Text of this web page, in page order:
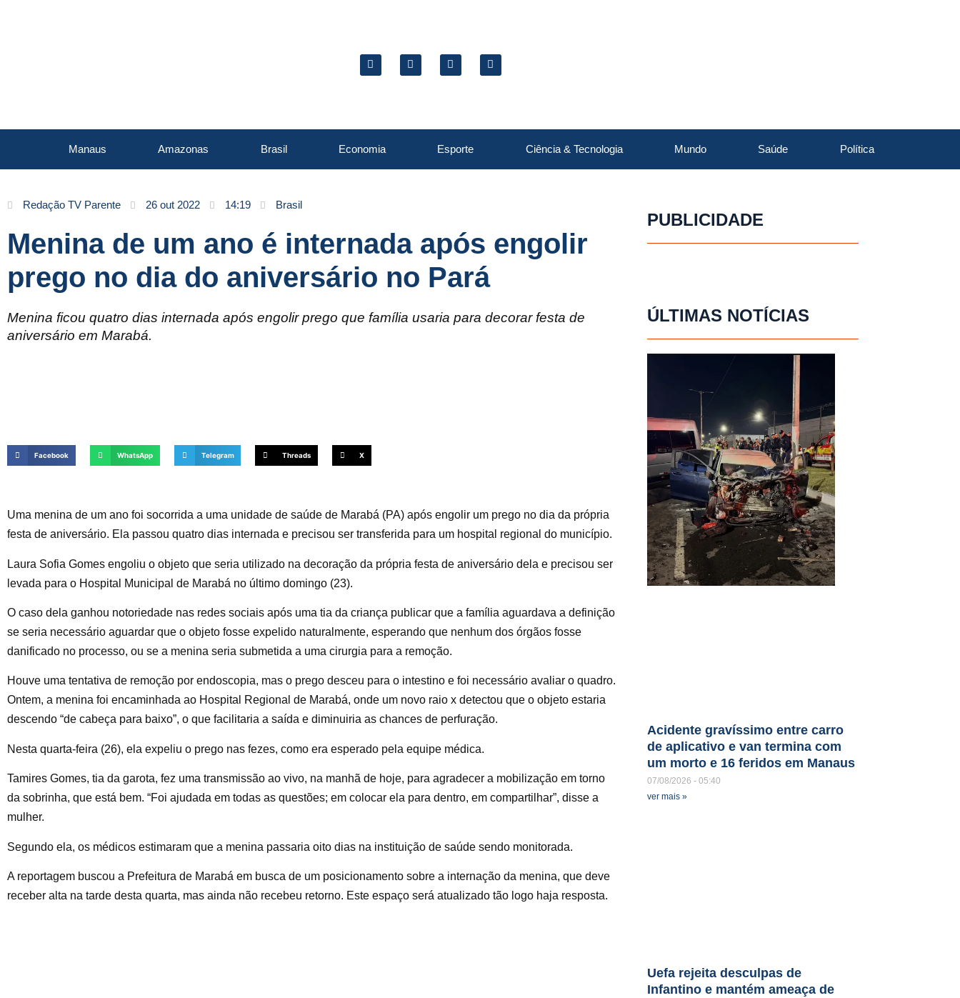
Manaus Amazonas Brasil Economia Esporte Ciência & Tecnologia Mundo Saúde Política
Redação TV Parente 26 out 2022 14:19 Brasil
Menina de um ano é internada após engolir
prego no dia do aniversário no Pará
Menina ficou quatro dias internada após engolir prego que família usaria para decorar festa de
aniversário em Marabá.
Facebook WhatsApp Telegram Threads X
Uma menina de um ano foi socorrida a uma unidade de saúde de Marabá (PA) após engolir um prego no dia da própria
festa de aniversário. Ela passou quatro dias internada e precisou ser transferida para um hospital regional do município.
Laura Sofia Gomes engoliu o objeto que seria utilizado na decoração da própria festa de aniversário dela e precisou ser
levada para o Hospital Municipal de Marabá no último domingo (23).
O caso dela ganhou notoriedade nas redes sociais após uma tia da criança publicar que a família aguardava a definição
se seria necessário aguardar que o objeto fosse expelido naturalmente, esperando que nenhum dos órgãos fosse
danificado no processo, ou se a menina seria submetida a uma cirurgia para a remoção.
Houve uma tentativa de remoção por endoscopia, mas o prego desceu para o intestino e foi necessário avaliar o quadro.
Ontem, a menina foi encaminhada ao Hospital Regional de Marabá, onde um novo raio x detectou que o objeto estaria
descendo “de cabeça para baixo”, o que facilitaria a saída e diminuiria as chances de perfuração.
Nesta quarta-feira (26), ela expeliu o prego nas fezes, como era esperado pela equipe médica.
Tamires Gomes, tia da garota, fez uma transmissão ao vivo, na manhã de hoje, para agradecer a mobilização em torno
da sobrinha, que está bem. “Foi ajudada em todas as questões; em colocar ela para dentro, em compartilhar”, disse a
mulher.
Segundo ela, os médicos estimaram que a menina passaria oito dias na instituição de saúde sendo monitorada.
A reportagem buscou a Prefeitura de Marabá em busca de um posicionamento sobre a internação da menina, que deve
receber alta na tarde desta quarta, mas ainda não recebeu retorno. Este espaço será atualizado tão logo haja resposta.
PUBLICIDADE
ÚLTIMAS NOTÍCIAS
Acidente gravíssimo entre carro
de aplicativo e van termina com
um morto e 16 feridos em Manaus
07/08/2026 05:40
ver mais »
Uefa rejeita desculpas de
Infantino e mantém ameaça de